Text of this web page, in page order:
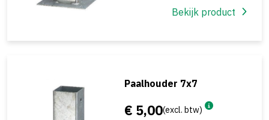
Bekijk product
Paalhouder 7x7
€ 5,00(excl. btw)